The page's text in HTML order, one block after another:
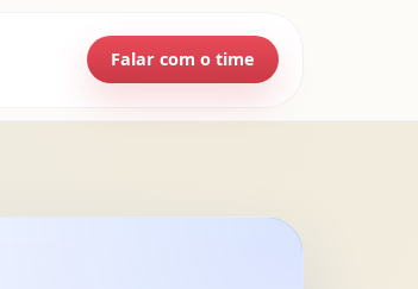
Falar com o time